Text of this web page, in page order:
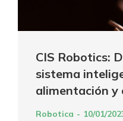
CIS Robotics:
sistema
alimentación y
Robotica 10/01/